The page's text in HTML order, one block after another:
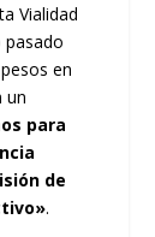
Vialidad
pasado
en
un
para
de
.